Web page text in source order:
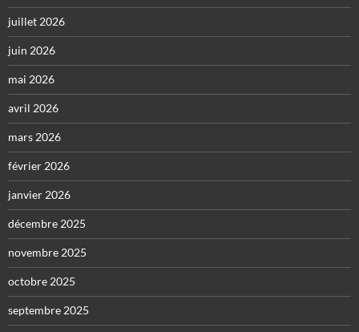
juillet 2026
juin 2026
mai 2026
avril 2026
mars 2026
février 2026
janvier 2026
décembre 2025
novembre 2025
octobre 2025
septembre 2025